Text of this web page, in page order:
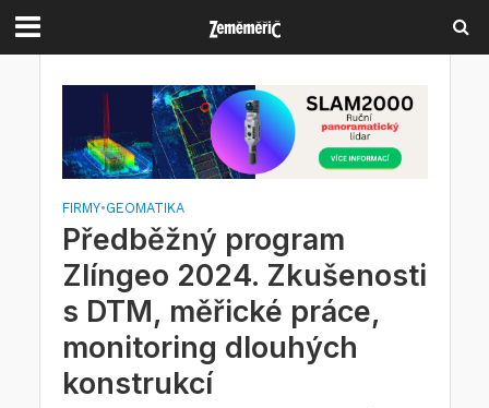
FIRMY•GEOMATIKA
Předběžný program
Zlíngeo 2024. Zkušenosti
s DTM, měřické práce,
monitoring dlouhých
konstrukcí